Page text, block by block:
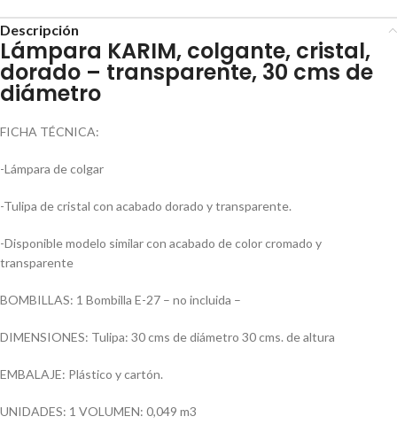
Descripción
Lámpara KARIM, colgante, cristal,
dorado – transparente, 30 cms de
diámetro
FICHA TÉCNICA:
-Lámpara de colgar
-Tulipa de cristal con acabado dorado y transparente.
-Disponible modelo similar con acabado de color cromado y
transparente
BOMBILLAS: 1 Bombilla E-27 – no incluida –
DIMENSIONES: Tulipa: 30 cms de diámetro 30 cms. de altura
EMBALAJE: Plástico y cartón.
UNIDADES: 1 VOLUMEN: 0,049 m3